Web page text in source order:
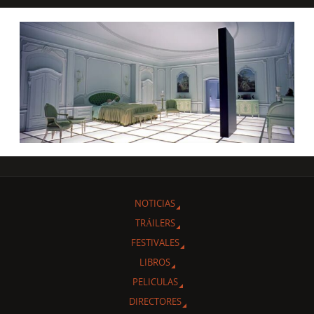
NOTICIAS
TRÁILERS
FESTIVALES
LIBROS
PELICULAS
DIRECTORES